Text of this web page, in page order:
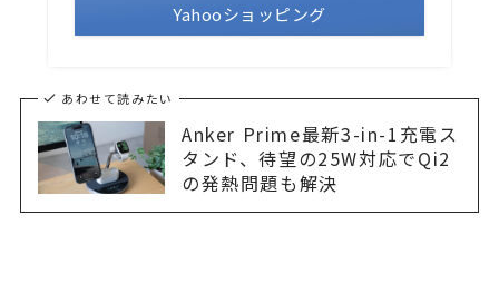
Yahooショッピング
あわせて読みたい
Anker Prime最新3-in-1充電ス
タンド、待望の25W対応でQi2
の発熱問題も解決